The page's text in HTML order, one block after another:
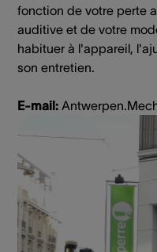
fonction de votre perte
auditive et de votre
habituer à l'appareil,
son entretien.
E-mail: